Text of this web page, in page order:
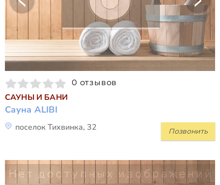
0 отзывов
САУНЫ И БАНИ
Сауна ALIBI
Позвонить
поселок Тихвинка, 32